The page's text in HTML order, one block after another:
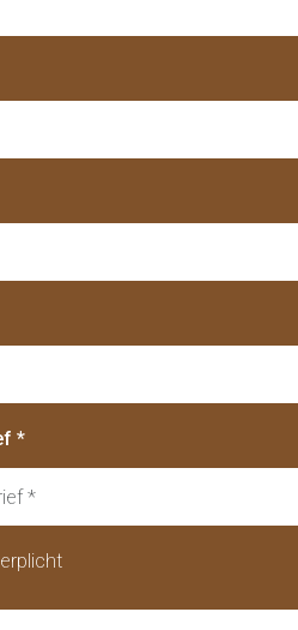
Modulaire dienstverlening
WerkFit in combinatie met
NaarWerk re-integratie
WerkBehoud
Starten als zelfstandige
Budgetcoaching
Loopbaancoaching
*
*